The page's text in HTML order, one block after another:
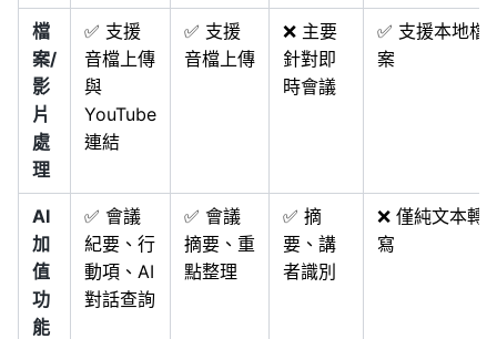
檔
案/
影
片
處
理
✅ 支援
音檔上傳
與
YouTube
連結
✅ 支援
音檔上傳
❌ 主要
針對即
時會議
✅ 支援本地檔
案
AI
加
值
功
能
✅ 會議
紀要、行
動項、AI
對話查詢
✅ 會議
摘要、重
點整理
✅ 摘
要、講
者識別
❌ 僅純文本轉
寫